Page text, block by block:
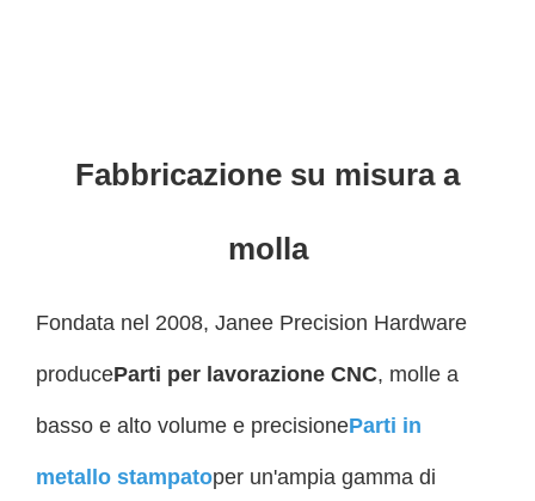
Fabbricazione su misura a
molla
Fondata nel 2008, Janee Precision Hardware
produceParti per lavorazione CNC, molle a
basso e alto volume e precisioneParti in
metallo stampatoper un'ampia gamma di